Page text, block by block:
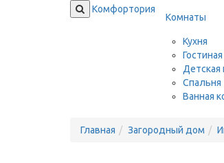
Комфортория
Комнаты
Кухня
Гостиная
Детская
Спальня
Ванная
Главная Загородный дом